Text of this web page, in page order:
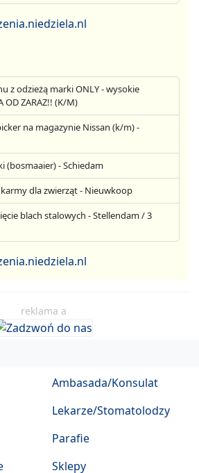
z odzieżą marki ONLY - wysokie
OD ZARAZ!! (K/M)
na magazynie Nissan (k/m) -
(bosmaaier) - Schiedam
dla zwierząt - Nieuwkoop
blach stalowych - Stellendam / 3
reklama a
Ambasada/Konsulat
Lekarze/Stomatolodzy
Parafie
Sklepy